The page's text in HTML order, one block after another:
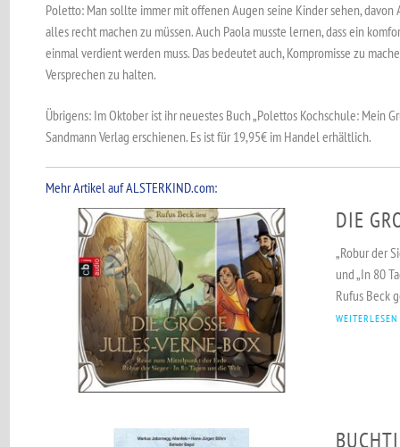
Poletto: Man sollte immer mit offenen Augen seine Kinder sehen, davon
alles recht machen zu müssen. Auch Paola musste lernen, dass ein
einmal verdient werden muss. Das bedeutet auch, Kompromisse zu
Versprechen zu halten.
Übrigens: Im Oktober ist ihr neuestes Buch „Polettos Kochschule: Mein
Sandmann Verlag erschie­nen. Es ist für 19,95€ im Handel erhältlich.
Mehr Artikel auf ALSTERKIND.com:
DIE
„Robur der
und „In 80
Rufus Beck
WEITERLESEN